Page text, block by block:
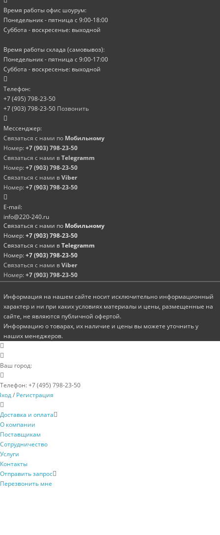
Время работы офис шоурум:
Понедельник - пятница с 9:00-18:00
Суббота - воскресенье: выходной
Время работы склада (самовывоз):
Понедельник - пятница с 9:00-17:00
Суббота - воскресенье: выходной
Телефон:
+7 (495) 798-23-50
+7 (903) 798-23-50 Позвонить
Мессенджер:
Связаться с нами по Мобильному
Номер:+7 (903) 798-23-50
Связаться с нами вTelegramm
Номер:+7 (903) 798-23-50
Связаться с нами вViber
Номер:+7 (903) 798-23-50
E-mail:
info@220-240.ru
Связаться с нами по Мобильному
Номер:+7 (903) 798-23-50
Связаться с нами вTelegramm
Номер:+7 (903) 798-23-50
Связаться с нами вViber
Номер:+7 (903) 798-23-50
Информация на нашем сайте носит исключительно информационный
характер и ни при каких условиях материалы и цены, размещенные на
сайте, не являются публичной офертой.
Информацию о товарах, их наличие и цены вы можете уточнить у
наших менеджеров.
Ваш город:
Телефон:+7 (495) 798-23-50
/ Регистрация
Доставка и оплата
О компании
Поставщикам
Сотрудничество
Услуги
Контакты
Отправить запрос
Перезвонить мне